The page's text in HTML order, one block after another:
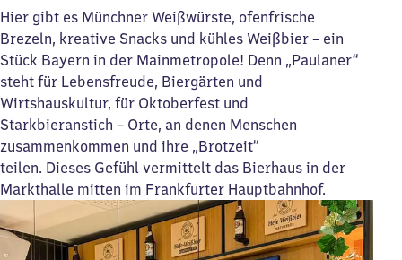
Hier gibt es Münchner Weißwürste, ofenfrische
Brezeln, kreative Snacks und kühles Weißbier – ein
Stück Bayern in der Mainmetropole! Denn „Paulaner“
steht für Lebensfreude, Biergärten und
Wirtshauskultur, für Oktoberfest und
Starkbieranstich – Orte, an denen Menschen
zusammenkommen und ihre „Brotzeit“
teilen. Dieses Gefühl vermittelt das Bierhaus in der
Markthalle mitten im Frankfurter Hauptbahnhof.